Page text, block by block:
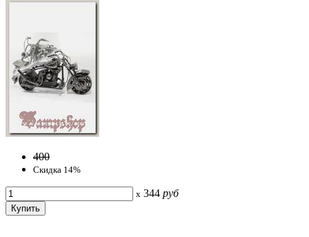
400
Скидка 14%
x 344 руб